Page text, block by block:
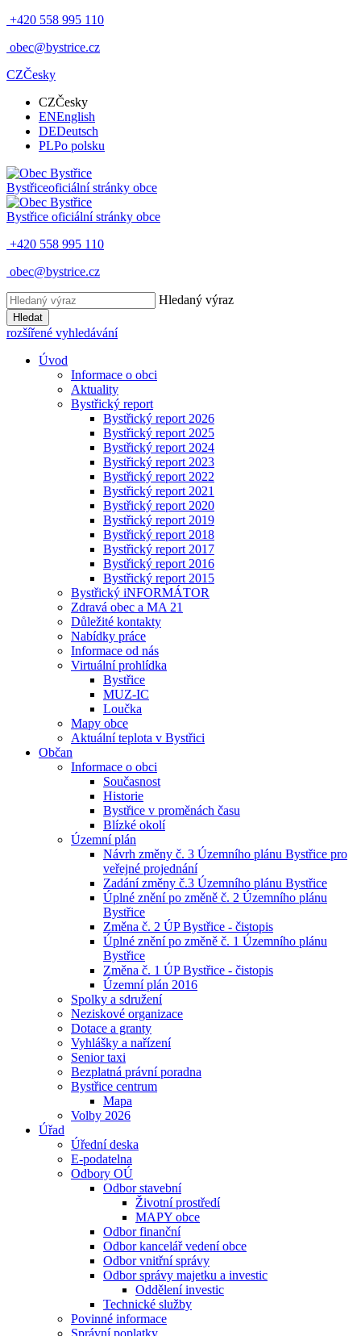
+420 558 995 110
obec@bystrice.cz
CZČesky
CZČesky
ENEnglish
DEDeutsch
PLPo polsku
Bystřiceoficiální stránky obce
Bystřice oficiální stránky obce
+420 558 995 110
obec@bystrice.cz
Hledaný výraz
Hledat
rozšířené vyhledávání
Úvod
Informace o obci
Aktuality
Bystřický report
Bystřický report 2026
Bystřický report 2025
Bystřický report 2024
Bystřický report 2023
Bystřický report 2022
Bystřický report 2021
Bystřický report 2020
Bystřický report 2019
Bystřický report 2018
Bystřický report 2017
Bystřický report 2016
Bystřický report 2015
Bystřický iNFORMÁTOR
Zdravá obec a MA 21
Důležité kontakty
Nabídky práce
Informace od nás
Virtuální prohlídka
Bystřice
MUZ-IC
Loučka
Mapy obce
Aktuální teplota v Bystřici
Občan
Informace o obci
Současnost
Historie
Bystřice v proměnách času
Blízké okolí
Územní plán
Návrh změny č. 3 Územního plánu Bystřice pro
veřejné projednání
Zadání změny č.3 Územního plánu Bystřice
Úplné znění po změně č. 2 Územního plánu
Bystřice
Změna č. 2 ÚP Bystřice - čistopis
Úplné znění po změně č. 1 Územního plánu
Bystřice
Změna č. 1 ÚP Bystřice - čistopis
Územní plán 2016
Spolky a sdružení
Neziskové organizace
Dotace a granty
Vyhlášky a nařízení
Senior taxi
Bezplatná právní poradna
Bystřice centrum
Mapa
Volby 2026
Úřad
Úřední deska
E-podatelna
Odbory OÚ
Odbor stavební
Životní prostředí
MAPY obce
Odbor finanční
Odbor kancelář vedení obce
Odbor vnitřní správy
Odbor správy majetku a investic
Oddělení investic
Technické služby
Povinné informace
Správní poplatky